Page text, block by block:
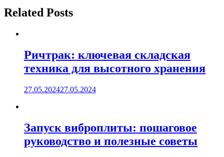
Related Posts
Ричтрак: ключевая складская
техника для высотного хранения
27.05.202427.05.2024
Запуск виброплиты: пошаговое
руководство и полезные советы